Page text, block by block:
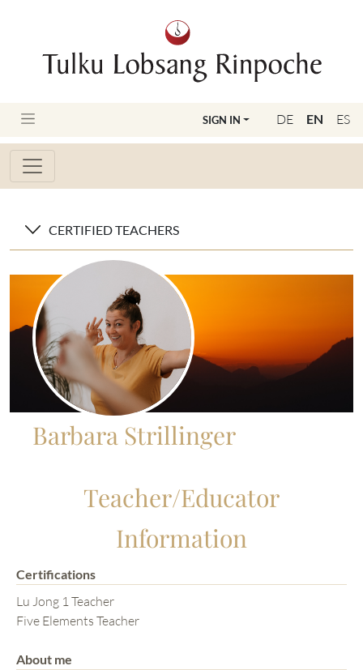
DE EN ES
SIGN IN
CERTIFIED TEACHERS
Barbara Strillinger
Teacher/Educator
Information
Certifications
Lu Jong 1 Teacher
Five Elements Teacher
About me